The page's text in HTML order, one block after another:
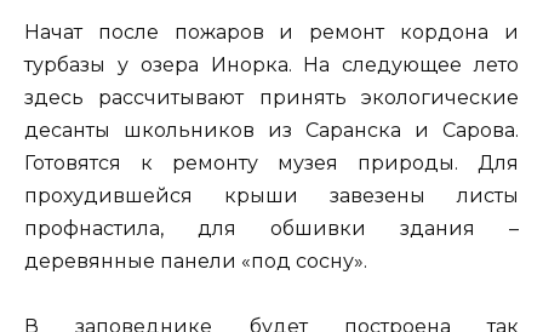
Начат после пожаров и ремонт кордона и
турбазы у озера Инорка. На следующее лето
здесь рассчитывают принять экологические
десанты школьников из Саранска и Сарова.
Готовятся к ремонту музея природы. Для
прохудившейся крыши завезены листы
профнастила, для обшивки здания –
деревянные панели «под сосну».
В заповеднике будет построена так